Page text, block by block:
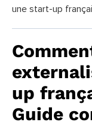
une start-up
up
Guide